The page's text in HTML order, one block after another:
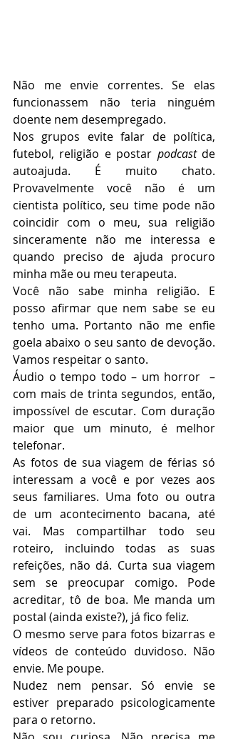
Não me envie correntes. Se elas
funcionassem não teria ninguém
doente nem desempregado.
Nos grupos evite falar de política,
futebol, religião e postar podcast de
autoajuda. É muito chato.
Provavelmente você não é um
cientista político, seu time pode não
coincidir com o meu, sua religião
sinceramente não me interessa e
quando preciso de ajuda procuro
minha mãe ou meu terapeuta.
Você não sabe minha religião. E
posso afirmar que nem sabe se eu
tenho uma. Portanto não me enfie
goela abaixo o seu santo de devoção.
Vamos respeitar o santo.
Áudio o tempo todo – um horror  –
com mais de trinta segundos, então,
impossível de escutar. Com duração
maior que um minuto, é melhor
telefonar.
As fotos de sua viagem de férias só
interessam a você e por vezes aos
seus familiares. Uma foto ou outra
de um acontecimento bacana, até
vai. Mas compartilhar todo seu
roteiro, incluindo todas as suas
refeições, não dá. Curta sua viagem
sem se preocupar comigo. Pode
acreditar, tô de boa. Me manda um
postal (ainda existe?), já fico feliz.
O mesmo serve para fotos bizarras e
vídeos de conteúdo duvidoso. Não
envie. Me poupe.
Nudez nem pensar. Só envie se
estiver preparado psicologicamente
para o retorno.